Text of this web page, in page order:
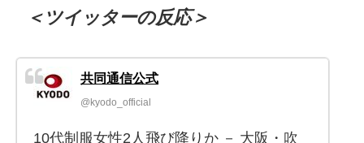
＜ツイッターの反応＞
共同通信公式
@kyodo_official
10代制服女性2人飛び降りか － 大阪・吹